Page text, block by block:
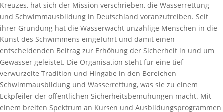
Kreuzes, hat sich der Mission verschrieben, die Wasserrettung
und Schwimmausbildung in Deutschland voranzutreiben. Seit
ihrer Gründung hat die Wasserwacht unzählige Menschen in die
Kunst des Schwimmens eingeführt und damit einen
entscheidenden Beitrag zur Erhöhung der Sicherheit in und um
Gewässer geleistet. Die Organisation steht für eine tief
verwurzelte Tradition und Hingabe in den Bereichen
Schwimmausbildung und Wasserrettung, was sie zu einem
Eckpfeiler der öffentlichen Sicherheitsbemühungen macht. Mit
einem breiten Spektrum an Kursen und Ausbildungsprogrammen